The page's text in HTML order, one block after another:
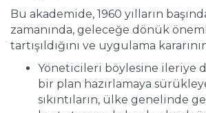
Bu akademide, 1960 yılların
zamanında, geleceğe dönük
tartışıldığını ve uygulama
Yöneticileri böylesine ileriye
bir plan hazırlamaya
sıkıntıların, ülke genelinde